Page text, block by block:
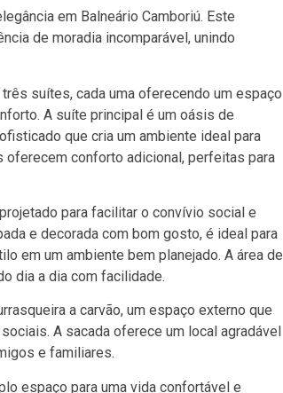
em Balneário Camboriú. Este
de moradia incomparável, unindo
suítes, cada uma oferecendo um espaço
A suíte principal é um oásis de
que cria um ambiente ideal para
conforto adicional, perfeitas para
para facilitar o convívio social e
e decorada com bom gosto, é ideal para
em um ambiente bem planejado. A área de
dia a dia com facilidade.
a carvão, um espaço externo que
A sacada oferece um local agradável
e familiares.
espaço para uma vida confortável e